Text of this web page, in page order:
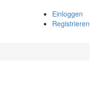
Einloggen
Registrieren